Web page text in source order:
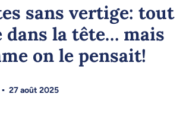
sans vertige: tout
dans la tête… mais
on le pensait!
27 août 2025